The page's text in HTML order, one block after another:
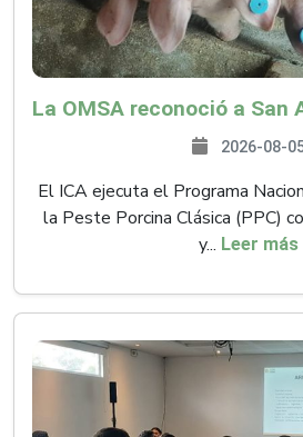
2026-08-
El ICA ejecuta el Programa
la Peste Porcina Clásica (PPC)
y... Leer más